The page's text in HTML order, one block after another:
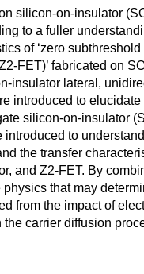
silicon-on-insulator
to a fuller
of ‘zero
FET)’ fabricated on
insulator lateral,
introduced to
silicon-on-insulator
introduced to
the transfer
and Z2-FET. By
physics that may
from the impact of
the carrier diffusion